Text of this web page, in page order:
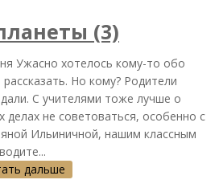
(3)
Ужасно хотелось кому-то обо
рассказать. Но кому? Родители
С учителями тоже лучше о
делах не советоваться, особенно с
Ильиничной, нашим классным
дальше